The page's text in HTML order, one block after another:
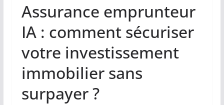
Assurance emprunteur
IA : comment sécuriser
votre investissement
immobilier sans
surpayer ?